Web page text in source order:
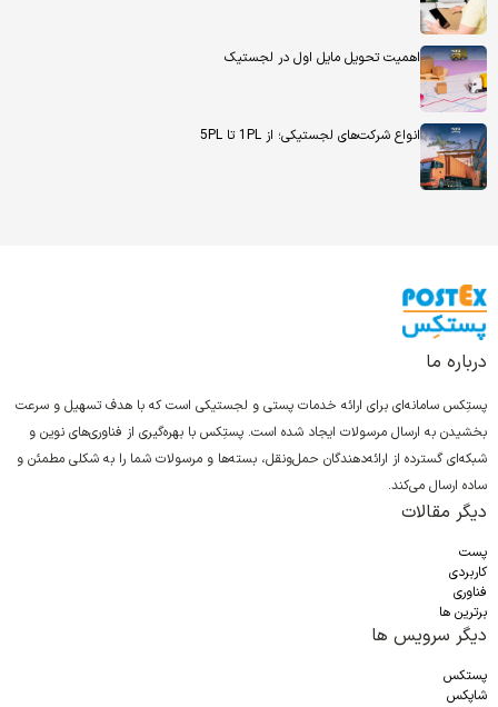
اهمیت تحویل مایل اول در لجستیک
انواع شرکت‌های لجستیکی؛ از 1PL تا 5PL
درباره ما
پستِکس سامانه‌ای برای ارائه خدمات پستی و لجستیکی است که با هدف تسهیل و سرعت
بخشیدن به ارسال مرسولات ایجاد شده است. پستِکس با بهره‌گیری از فناوری‌های نوین و
شبکه‌ای گسترده از ارائه‌دهندگان حمل‌ونقل، بسته‌ها و مرسولات شما را به شکلی مطمئن و
ساده ارسال می‌کند.
دیگر مقالات
پست
کاربردی
فناوری
برترین ها
دیگر سرویس ها
پستکس
شاپکس